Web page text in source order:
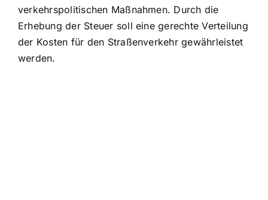
verkehrspolitischen Maßnahmen. Durch die
Erhebung der Steuer soll eine gerechte Verteilung
der Kosten für den Straßenverkehr gewährleistet
werden.